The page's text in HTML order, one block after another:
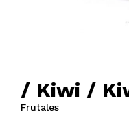
/ Kiwi /
Frutales